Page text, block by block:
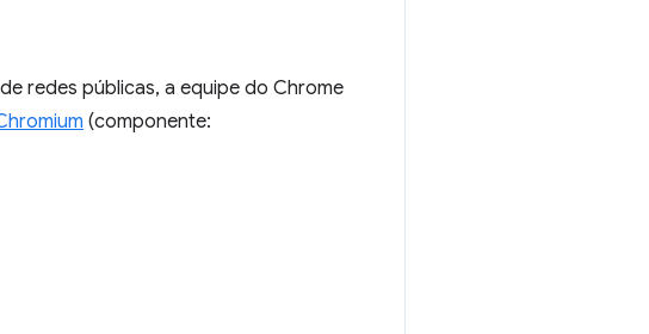
redes públicas, a equipe do Chrome
(componente: